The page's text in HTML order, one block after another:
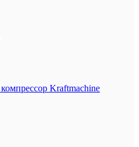
Kraftmaсhine